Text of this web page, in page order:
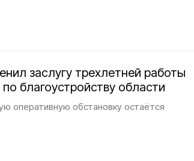
заслугу трехлетней работы
благоустройству области
оперативную обстановку остаётся